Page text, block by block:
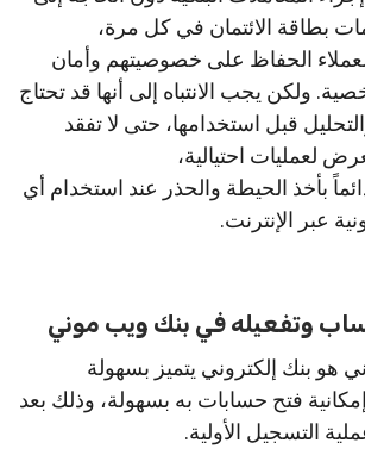
بطاقة الائتمان في كل مرة،
الحفاظ على خصوصيتهم وأمان
ولكن يجب الانتباه إلى أنها قد تحتاج
قبل استخدامها، حتى لا تفقد
لعمليات احتيالية،
بأخذ الحيطة والحذر عند استخدام أي
عبر الإنترنت.
وتفعيله في بنك ويب موني
هو بنك إلكتروني يتميز بسهولة
فتح حسابات به بسهولة، وذلك بعد
التسجيل الأولية.